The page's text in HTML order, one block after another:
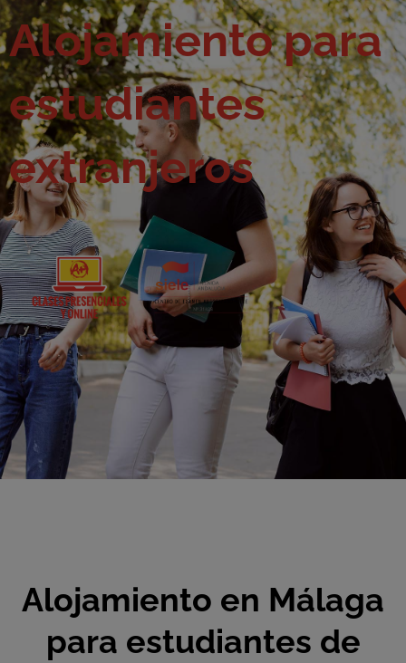
Alojamiento para
estudiantes
extranjeros
Alojamiento en Málaga
para estudiantes de